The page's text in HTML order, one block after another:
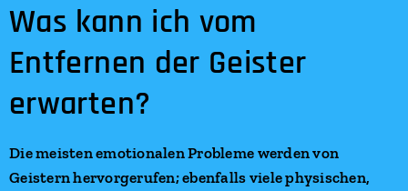
Was kann ich vom
Entfernen der Geister
erwarten?
Die meisten emotionalen Probleme werden von
Geistern hervorgerufen; ebenfalls viele physischen,